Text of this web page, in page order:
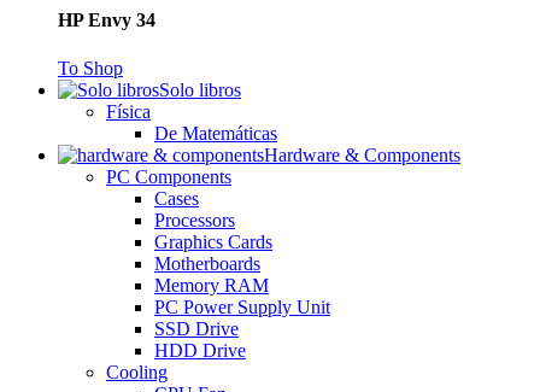
HP Envy 34
To Shop
Solo libros
Física
De Matemáticas
Hardware & Components
PC Components
Cases
Processors
Graphics Cards
Motherboards
Memory RAM
PC Power Supply Unit
SSD Drive
HDD Drive
Cooling